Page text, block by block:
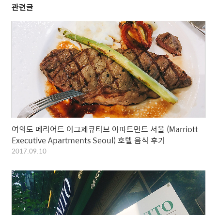
관련글
여의도 메리어트 이그제큐티브 아파트먼트 서울 (Marriott
Executive Apartments Seoul) 호텔 음식 후기
2017.09.10